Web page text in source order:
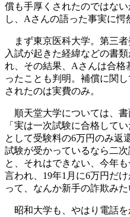
償も手厚くされたのではな
し、Aさんの語った事実に愕
まず東京医科大学。第三者
入試が起きた経緯などの書
れ、その結果、Aさんは合格
ったことも判明。補償に関
されたのは実費のみ。
順天堂大学については、
「実は一次試験に合格して
として受験料の6万円のみ返
試験が受かっているなら二
と、それはできない、今年
言われ、19年1月に6万円だ
って、なんか新手の詐欺みた
昭和大学も、やはり電話を